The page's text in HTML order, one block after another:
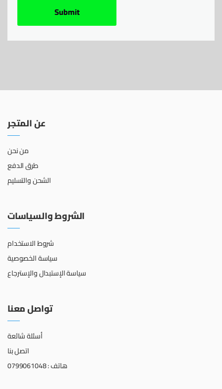
عن المتجر
من نحن
طرق الدفع
الشحن والتسليم
الشروط والسياسات
شروط الاستخدام
سياسة الخصوصية
سياسة الإستبدال والإسترجاع
تواصل معنا
أسئلة شائعة
اتصل بنا
هاتف : 0799061048